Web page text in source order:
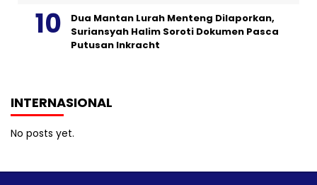
Dua Mantan Lurah Menteng Dilaporkan,
Suriansyah Halim Soroti Dokumen Pasca
Putusan Inkracht
INTERNASIONAL
No posts yet.